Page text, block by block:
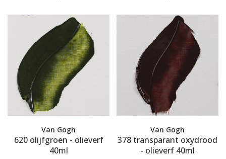
Van Gogh
620 olijfgroen - olieverf
40ml
Van Gogh
378 transparant oxydrood
- olieverf 40ml